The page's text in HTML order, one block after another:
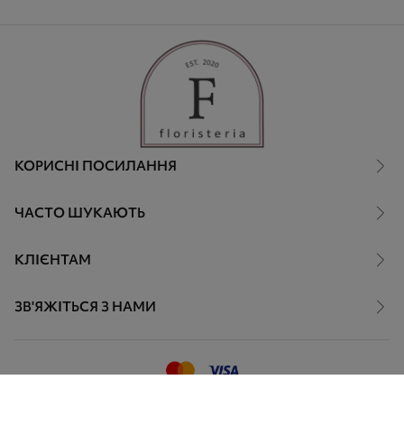
КОРИСНІ ПОСИЛАННЯ
ЧАСТО ШУКАЮТЬ
КЛІЄНТАМ
ЗВ'ЯЖІТЬСЯ З НАМИ